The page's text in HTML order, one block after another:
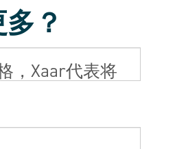
？
，Xaar代表将